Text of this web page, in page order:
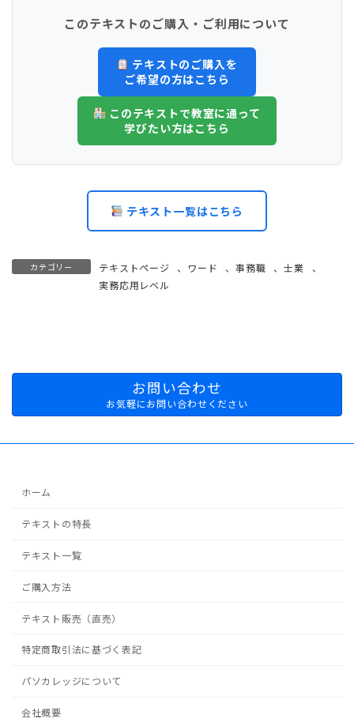
このテキストのご購入・ご利用について
テキストのご購入を
ご希望の方はこちら
このテキストで教室に通って
学びたい方はこちら
テキスト一覧はこちら
カテゴリー テキストページ 、 ワード 、事務職 、士業
、
実務応用レベル
お問い合わせ
お気軽にお問い合わせください
ホーム
テキストの特長
テキスト一覧
ご購入方法
テキスト販売（直売）
特定商取引法に基づく表記
パソカレッジについて
会社概要